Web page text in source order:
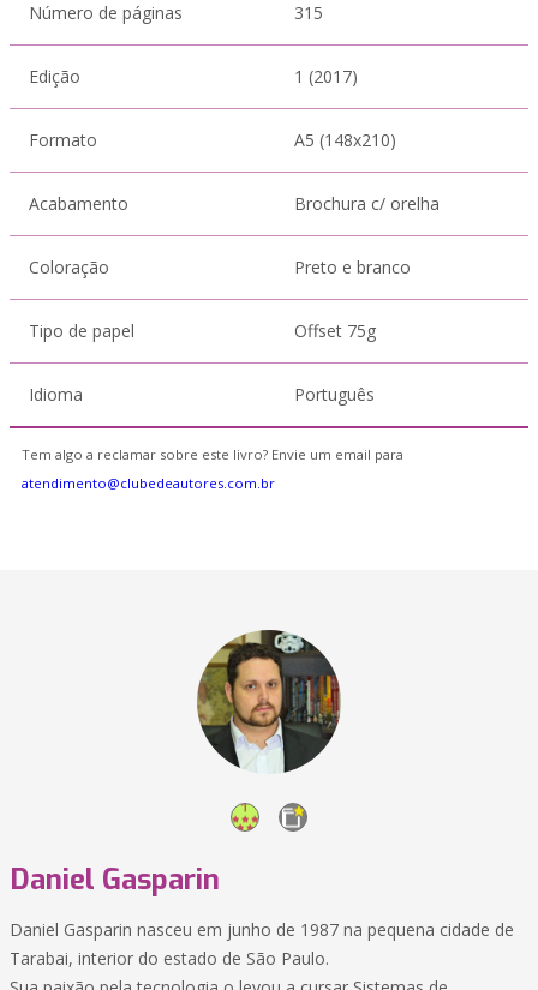
Número de páginas 315
Edição 1 (2017)
Formato A5 (148x210)
Acabamento Brochura c/ orelha
Coloração Preto e branco
Tipo de papel Offset 75g
Idioma Português
Tem algo a reclamar sobre este livro? Envie um email para
atendimento@clubedeautores.com.br
Daniel Gasparin
Daniel Gasparin nasceu em junho de 1987 na pequena cidade de
Tarabai, interior do estado de São Paulo.